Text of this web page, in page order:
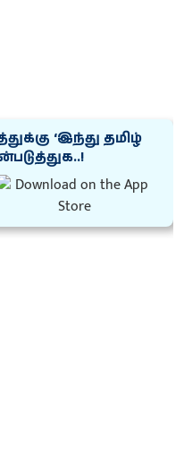
‘இந்து தமிழ்